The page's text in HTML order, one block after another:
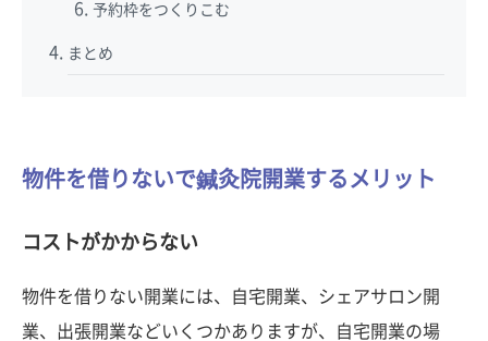
予約枠をつくりこむ
まとめ
物件を借りないで鍼灸院開業するメリット
コストがかからない
物件を借りない開業には、自宅開業、シェアサロン開
業、出張開業などいくつかありますが、自宅開業の場